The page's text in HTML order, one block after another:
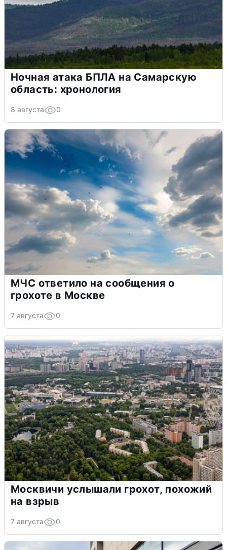
Ночная атака БПЛА на Самарскую
область: хронология
8 августа 0
МЧС ответило на сообщения о
грохоте в Москве
7 августа 0
Москвичи услышали грохот, похожий
на взрыв
7 августа 0